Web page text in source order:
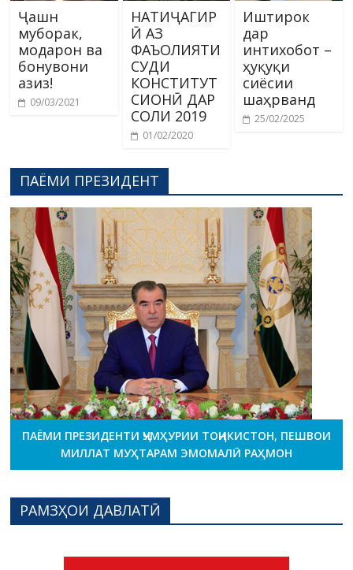
Ҷашн
муборак,
модарон ва
бонувони
азиз!
09/03/2021
НАТИҶАГИР
Ӣ АЗ
ФАЪОЛИЯТИ
СУДИ
КОНСТИТУТ
СИОНӢ ДАР
СОЛИ 2019
01/02/2020
Иштирок
дар
интихобот –
ҳуқуқи
сиёсии
шаҳрванд
25/02/2025
ПАЁМИ ПРЕЗИДЕНТ
ПАЁМИ ПРЕЗИДЕНТИ ҶУМҲУРИИ ТОҶИКИСТОН, ПЕШВОИ
МИЛЛАТ МУҲТАРАМ ЭМОМАЛӢ РАҲМОН
РАМЗҲОИ ДАВЛАТӢ